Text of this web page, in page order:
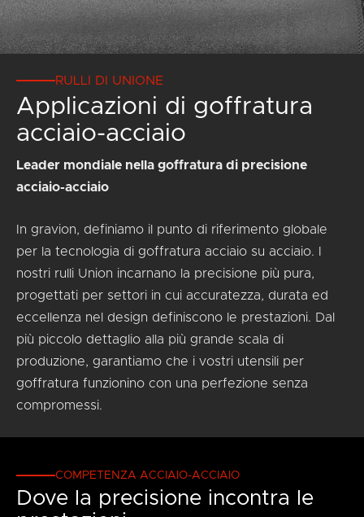
RULLI DI UNIONE
Applicazioni di goffratura
acciaio-acciaio
Leader mondiale nella goffratura di precisione
acciaio-acciaio
In gravion, definiamo il punto di riferimento globale
per la tecnologia di goffratura acciaio su acciaio. I
nostri rulli Union incarnano la precisione più pura,
progettati per settori in cui accuratezza, durata ed
eccellenza nel design definiscono le prestazioni. Dal
più piccolo dettaglio alla più grande scala di
produzione, garantiamo che i vostri utensili per
goffratura funzionino con una perfezione senza
compromessi.
COMPETENZA ACCIAIO-ACCIAIO
Dove la precisione incontra le